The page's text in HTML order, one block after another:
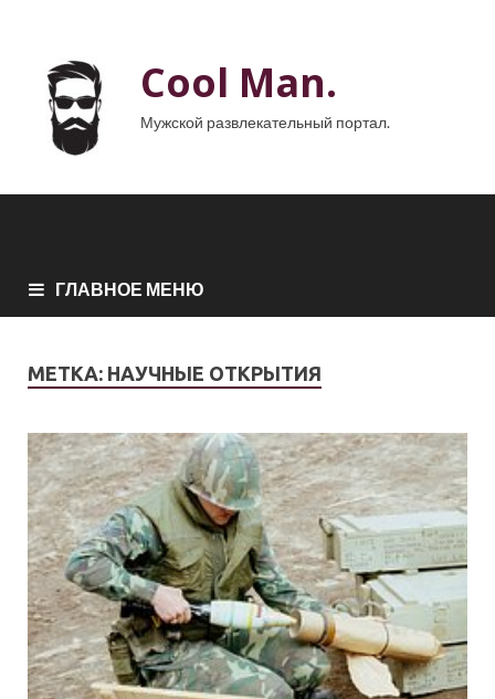
Cool Man.
Мужской развлекательный портал.
ГЛАВНОЕ МЕНЮ
МЕТКА: НАУЧНЫЕ ОТКРЫТИЯ